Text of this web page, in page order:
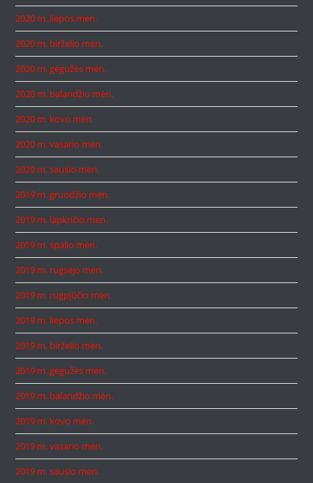
2020 m. liepos mėn.
2020 m. birželio mėn.
2020 m. gegužės mėn.
2020 m. balandžio mėn.
2020 m. kovo mėn.
2020 m. vasario mėn.
2020 m. sausio mėn.
2019 m. gruodžio mėn.
2019 m. lapkričio mėn.
2019 m. spalio mėn.
2019 m. rugsėjo mėn.
2019 m. rugpjūčio mėn.
2019 m. liepos mėn.
2019 m. birželio mėn.
2019 m. gegužės mėn.
2019 m. balandžio mėn.
2019 m. kovo mėn.
2019 m. vasario mėn.
2019 m. sausio mėn.